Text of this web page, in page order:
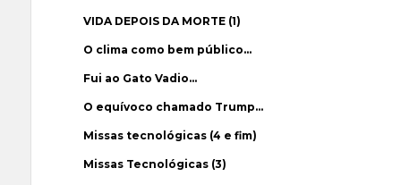
VIDA DEPOIS DA MORTE (1)
O clima como bem público…
Fui ao Gato Vadio…
O equívoco chamado Trump…
Missas tecnológicas (4 e fim)
Missas Tecnológicas (3)